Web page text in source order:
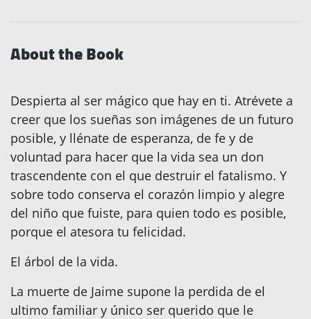
About the Book
Despierta al ser mágico que hay en ti. Atrévete a
creer que los sueñas son imágenes de un futuro
posible, y llénate de esperanza, de fe y de
voluntad para hacer que la vida sea un don
trascendente con el que destruir el fatalismo. Y
sobre todo conserva el corazón limpio y alegre
del niño que fuiste, para quien todo es posible,
porque el atesora tu felicidad.
El árbol de la vida.
La muerte de Jaime supone la perdida de el
ultimo familiar y único ser querido que le